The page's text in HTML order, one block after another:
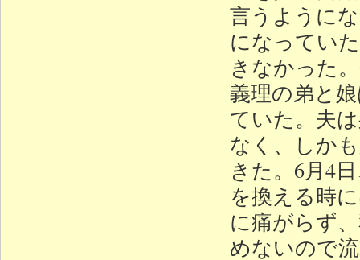
言うように
になってい
きなかった
義理の弟と
ていた。夫
なく、しか
きた。6月4
を換える時
に痛がらず
めないので